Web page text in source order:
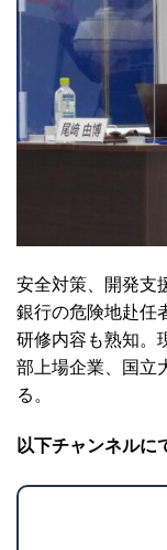
安全対策、開発支
銀行の危険地赴任
研修内容も熟知。
部上場企業、国立
る。
以下チャンネルに